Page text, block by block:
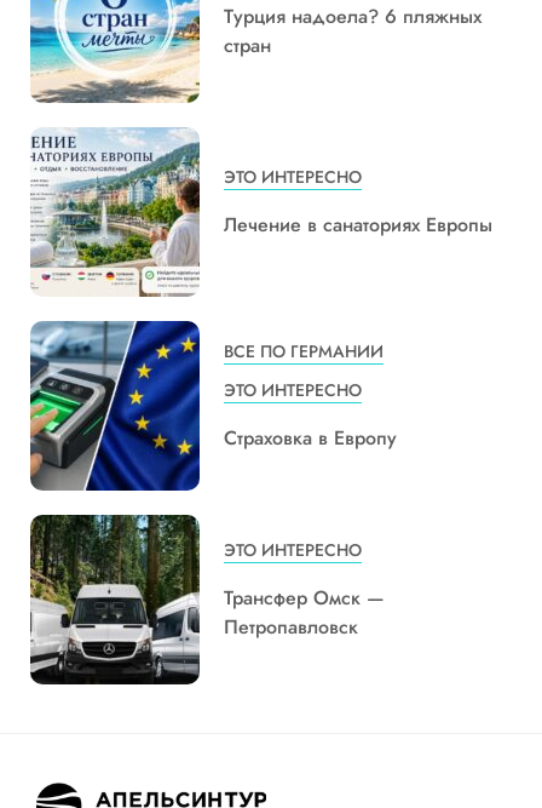
Турция надоела? 6 пляжных
стран
ЭТО ИНТЕРЕСНО
Лечение в санаториях Европы
ВСЕ ПО ГЕРМАНИИ
ЭТО ИНТЕРЕСНО
Страховка в Европу
ЭТО ИНТЕРЕСНО
Трансфер Омск —
Петропавловск